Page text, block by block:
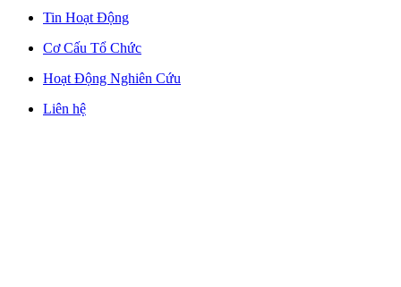
Tin Hoạt Động
Cơ Cấu Tổ Chức
Hoạt Động Nghiên Cứu
Liên hệ